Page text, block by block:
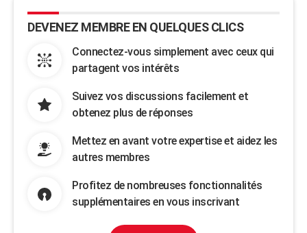
DEVENEZ MEMBRE EN QUELQUES CLICS
Connectez-vous simplement avec ceux qui
partagent vos intérêts
Suivez vos discussions facilement et
obtenez plus de réponses
Mettez en avant votre expertise et aidez les
autres membres
Profitez de nombreuses fonctionnalités
supplémentaires en vous inscrivant